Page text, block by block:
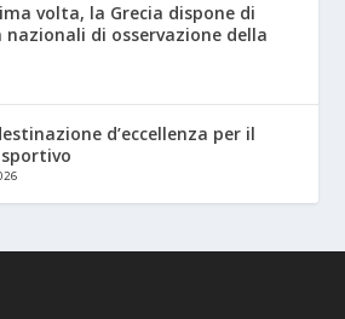
volta, la Grecia dispone di
nazionali di osservazione della
d’eccellenza per il